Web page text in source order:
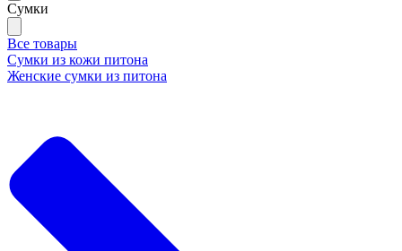
Сумки
Все товары
Сумки из кожи питона
Женские сумки из питона